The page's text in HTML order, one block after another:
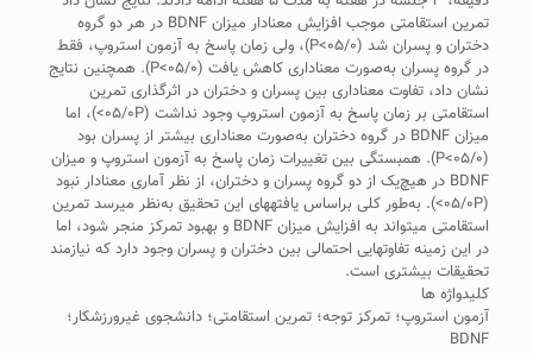
تمرین استقامتی موجب افزایش معنا‌دار میزان BDNF در هر دو گروه
دختران و پسران شد (۰۵/۰>P)، ولی زمان پاسخ به آزمون استروپ، فقط
در گروه پسران به‌صورت معنا‌داری کاهش یافت (۰۵/۰>P). همچنین نتایج
نشان داد، تفاوت معنا‌داری بین پسران و دختران در اثرگذاری تمرین
استقامتی بر زمان پاسخ به آزمون استروپ وجود نداشت (۰۵/۰P>)، اما
میزان BDNF در گروه دختران به‌صورت معنا‌داری بیشتر از پسران بود
(۰۵/۰>P). همبستگی بین تغییرات زمان پاسخ به آزمون استروپ و میزان
BDNF در هیچ‌یک از دو گروه پسران و دختران، از نظر آماری معنا‌دار نبود
(۰۵/۰P>). به‌طور کلی براساس یافته­های این تحقیق به‌نظر می­رسد تمرین
استقامتی می­تواند به افزایش میزان BDNF و بهبود تمرکز منجر شود، اما
در این زمینه تفاوت­هایی احتمالی بین دختران و پسران وجود دارد که نیازمند
تحقیقات بیشتری است.
کلیدواژه ها
آزمون استروپ؛ تمرکز توجه؛ تمرین استقامتی؛ دانشجوی غیرورزشکار؛
BDNF